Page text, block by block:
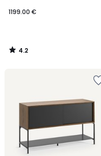
1199.00 €
4.2
/